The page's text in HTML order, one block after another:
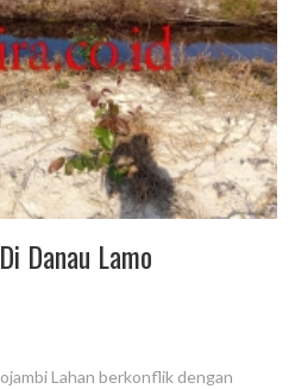
Danau Lamo
Lahan berkonflik dengan